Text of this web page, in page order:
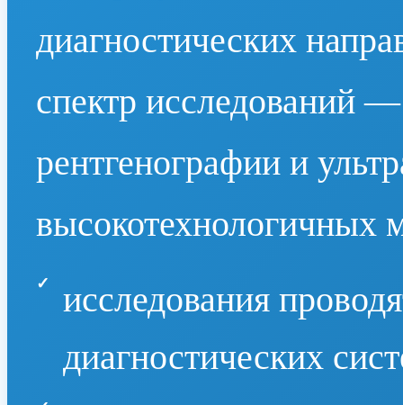
диагностических
спектр исследований
рентгенографии и
высокотехнологичных
исследования
диагностических